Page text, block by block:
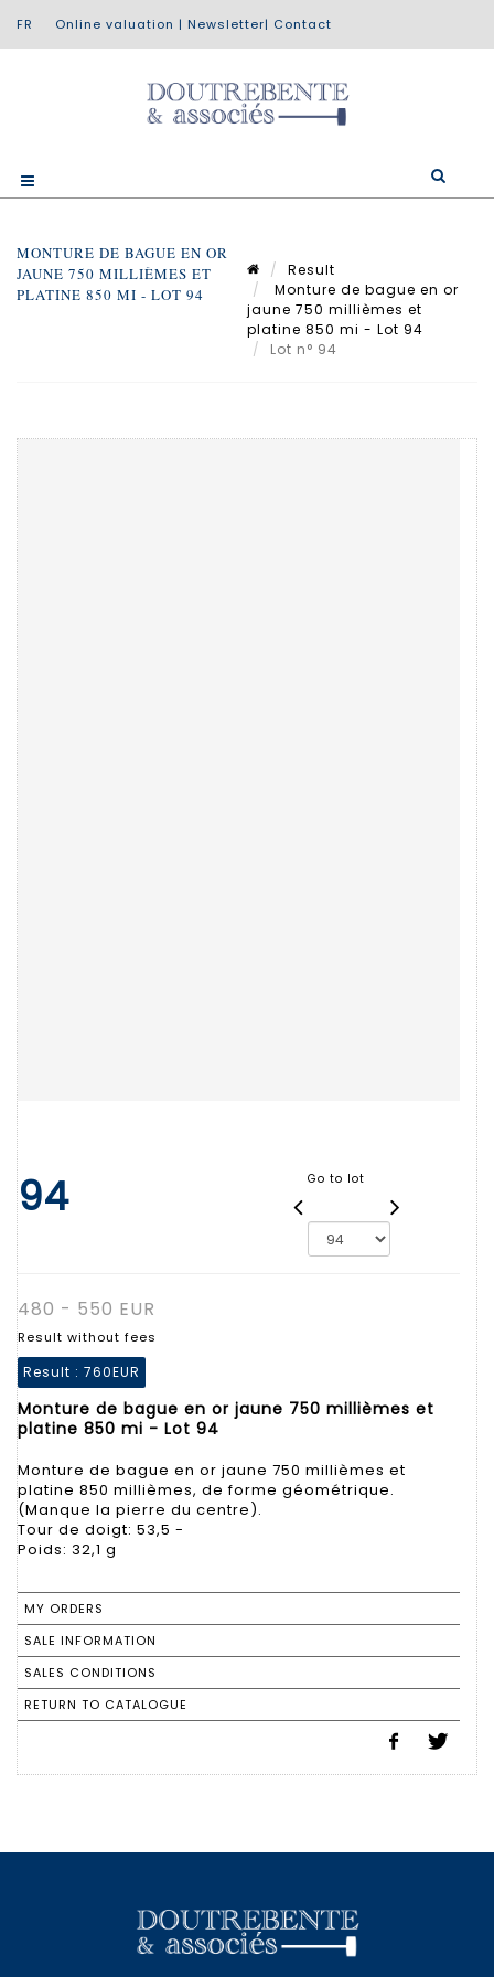
Online valuation | Newsletter| Contact
MONTURE DE BAGUE EN OR
JAUNE 750 MILLIÈMES ET
PLATINE 850 MI - LOT 94
Result
Monture de bague en or
jaune 750 millièmes et
platine 850 mi - Lot 94
Lot n° 94
94 Go to lot
480 - 550 EUR
Result without fees
Result : 760EUR
Monture de bague en or jaune 750 millièmes et
platine 850 mi - Lot 94
Monture de bague en or jaune 750 millièmes et
platine 850 millièmes, de forme géométrique.
(Manque la pierre du centre).
Tour de doigt: 53,5 -
Poids: 32,1 g
MY ORDERS
SALE INFORMATION
SALES CONDITIONS
RETURN TO CATALOGUE